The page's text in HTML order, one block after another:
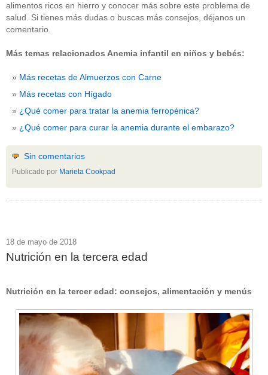
alimentos ricos en hierro y conocer más sobre este problema de
salud. Si tienes más dudas o buscas más consejos, déjanos un
comentario.
Más temas relacionados Anemia infantil en niños y bebés:
Más recetas de Almuerzos con Carne
Más recetas con Hígado
¿Qué comer para tratar la anemia ferropénica?
¿Qué comer para curar la anemia durante el embarazo?
Sin comentarios
Publicado por Marieta Cookpad
18 de mayo de 2018
Nutrición en la tercera edad
Nutrición en la tercer edad: consejos, alimentación y menús